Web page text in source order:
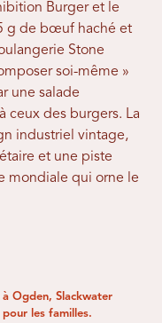
Burger et le
g de bœuf haché et
Stone
soi-même »
une salade
ceux des burgers. La
industriel vintage,
et une piste
mondiale qui orne le
Ogden, Slackwater
les familles.